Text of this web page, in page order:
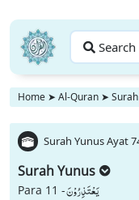
Search
Home ➤ Al-Quran ➤
Surah Yunus Ayat
Surah Yunus
Para 11 -یَعْتَذِرُوْنَ